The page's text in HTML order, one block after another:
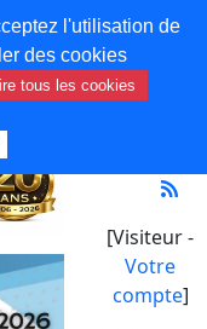
[Visiteur -
Votre
compte]
l'utilisation de
des cookies
tous les cookies